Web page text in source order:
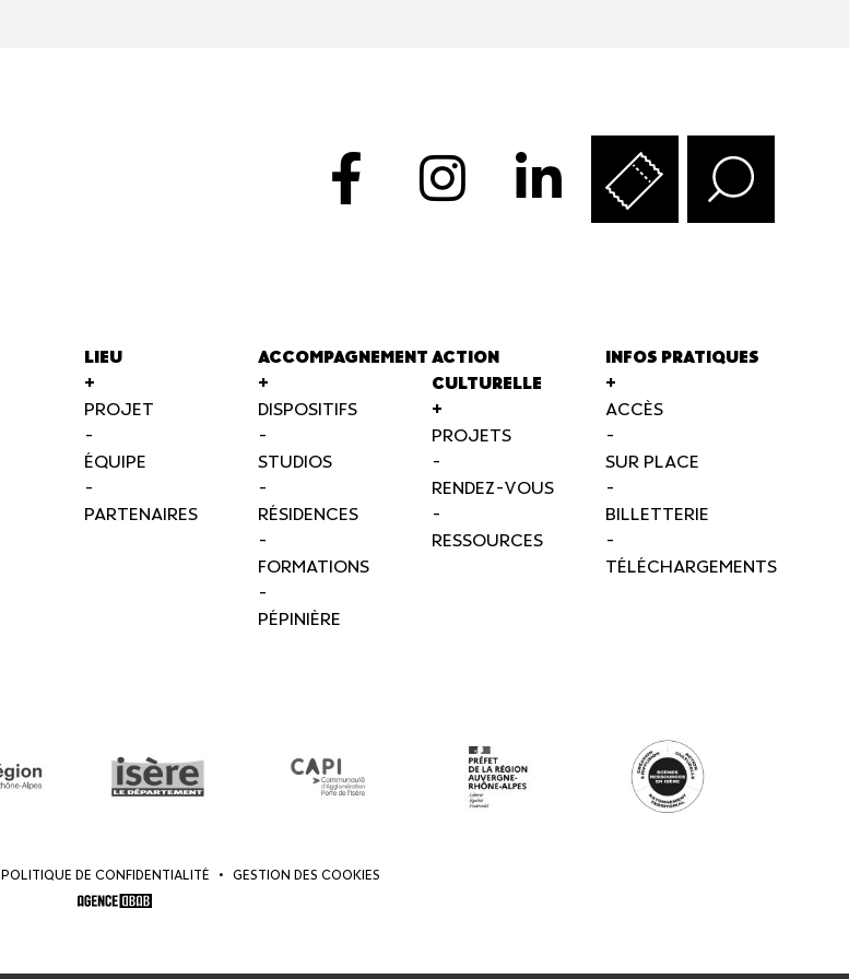
LIEU
+
PROJET
-
ÉQUIPE
-
PARTENAIRES
ACCOMPAGNEMENT
+
DISPOSITIFS
-
STUDIOS
-
RÉSIDENCES
-
FORMATIONS
-
PÉPINIÈRE
ACTION
CULTURELLE
+
PROJETS
-
RENDEZ-VOUS
-
RESSOURCES
INFOS PRATIQUES
+
ACCÈS
-
SUR PLACE
-
BILLETTERIE
-
TÉLÉCHARGEMENTS
POLITIQUE DE CONFIDENTIALITÉ • GESTION DES COOKIES